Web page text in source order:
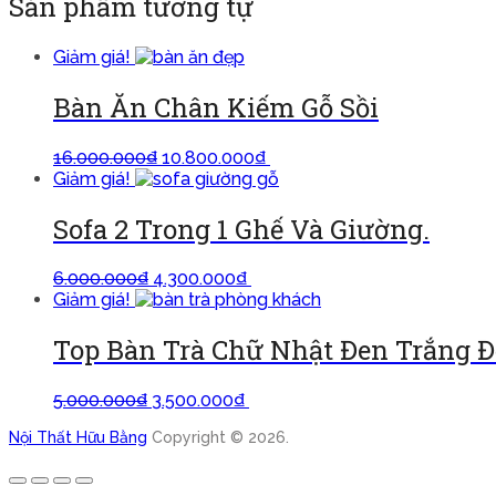
Giảm giá!
Bàn Ăn Chân Kiếm Gỗ Sồi
16.000.000₫ 10.800.000₫
Giảm giá!
Sofa 2 Trong 1 Ghế Và Giường.
6.000.000₫ 4.300.000₫
Giảm giá!
Top Bàn Trà Chữ Nhật Đen Trắng
5.000.000₫ 3.500.000₫
Nội Thất Hữu Bằng Copyright © 2026.